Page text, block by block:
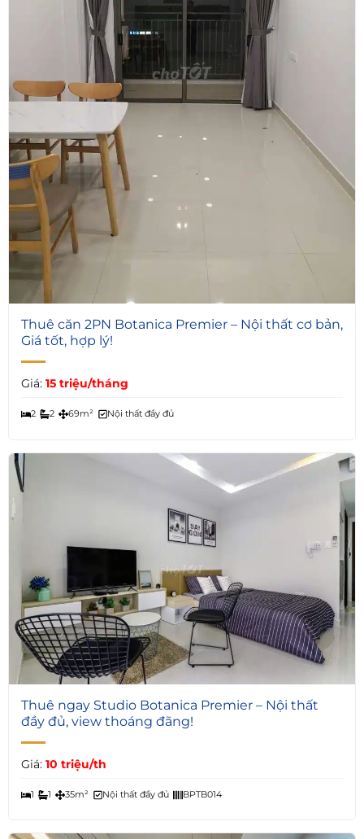
6
Thuê căn 2PN Botanica Premier – Nội thất cơ bản,
Giá tốt, hợp lý!
Giá: 15 triệu/tháng
2 2 69m² Nội thất đầy đủ
4
Thuê ngay Studio Botanica Premier – Nội thất
đầy đủ, view thoáng đãng!
Giá: 10 triệu/th
1 1 35m² Nội thất đầy đủ BPTB014